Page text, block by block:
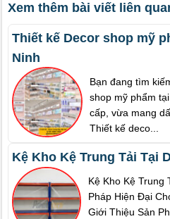
Xem thêm bài viết liên
Thiết kế Decor shop mỹ
Ninh
Bạn đang tìm
shop mỹ phẩm
cấp, vừa mang
Thiết kế deco...
Kệ Kho Kệ Trung Tải Tại
Kệ Kho Kệ Trung
Pháp Hiện Đại
Giới Thiệu Sản